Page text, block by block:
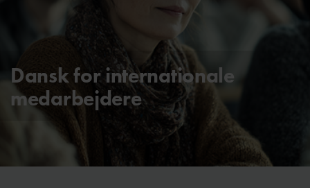
Dansk for internationale
medarbejdere